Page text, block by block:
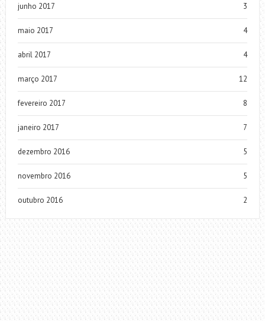
junho 2017 3
maio 2017 4
abril 2017 4
março 2017 12
fevereiro 2017 8
janeiro 2017 7
dezembro 2016 5
novembro 2016 5
outubro 2016 2